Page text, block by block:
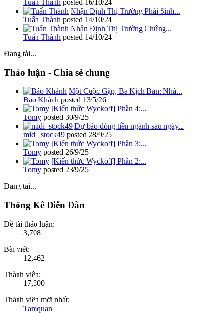
Tuấn Thành posted 16/10/24
Nhận Định Thị Trường Phái Sinh...
Tuấn Thành posted 14/10/24
Nhận Định Thị Trường Chứng...
Tuấn Thành posted 14/10/24
Đang tải...
Thảo luận - Chia sẻ chung
Một Cuộc Gặp, Ba Kịch Bản: Nhà...
Bảo Khánh posted 13/5/26
[Kiến thức Wyckoff] Phần 4:...
Tomy posted 30/9/25
Dự báo dòng tiền ngành sau ngày...
midi_stock49 posted 28/9/25
[Kiến thức Wyckoff] Phần 3:...
Tomy posted 26/9/25
[Kiến thức Wyckoff] Phần 2:...
Tomy posted 23/9/25
Đang tải...
Thống Kê Diễn Đàn
Đề tài thảo luận:
3,708
Bài viết:
12,462
Thành viên:
17,300
Thành viên mới nhất:
Tamquan